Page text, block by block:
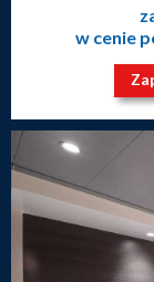
w cenie